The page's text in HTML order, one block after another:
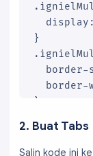
}
border-
border-
}
border-
}
2. Buat Tabs
Salin kode ini